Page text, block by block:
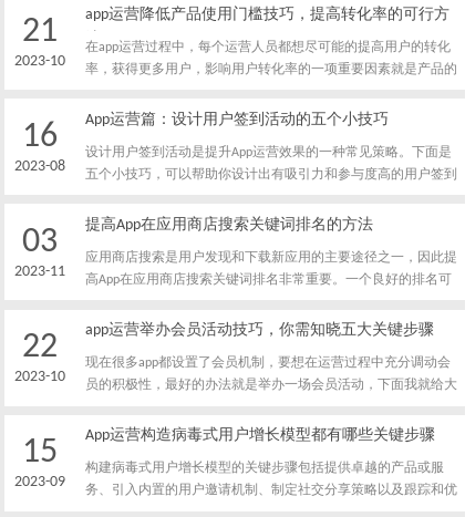
助您制定有效的用户促活方案，提升App运营效果。
21
2023-10
app运营降低产品使用门槛技巧，提高转化率的可行方
法
在app运营过程中，每个运营人员都想尽可能的提高用户的转化
率，获得更多用户，影响用户转化率的一项重要因素就是产品的
槛提高转化率的方法都有哪些。
16
2023-08
App运营篇：设计用户签到活动的五个小技巧
设计用户签到活动是提升App运营效果的一种常见策略。下面是
五个小技巧，可以帮助你设计出有吸引力和参与度高的用户签到
03
2023-11
提高App在应用商店搜索关键词排名的方法
应用商店搜索是用户发现和下载新应用的主要途径之一，因此提
高App在应用商店搜索关键词排名非常重要。一个良好的排名可
几种提高App在应用商店搜索关键词排名的方法。
22
2023-10
app运营举办会员活动技巧，你需知晓五大关键步骤
现在很多app都设置了会员机制，要想在运营过程中充分调动会
员的积极性，最好的办法就是举办一场会员活动，下面我就给大
些。
15
2023-09
App运营构造病毒式用户增长模型都有哪些关键步骤
构建病毒式用户增长模型的关键步骤包括提供卓越的产品或服
务、引入内置的用户邀请机制、制定社交分享策略以及跟踪和优